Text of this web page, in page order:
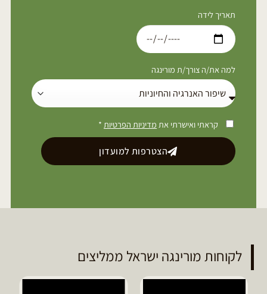
תאריך לידה
למה את/ה צורך/ת מורינגה
קראתי ואישרתי את מדיניות הפרטיות*
הצטרפות למועדון
לקוחות מורינגה ישראל ממליצים